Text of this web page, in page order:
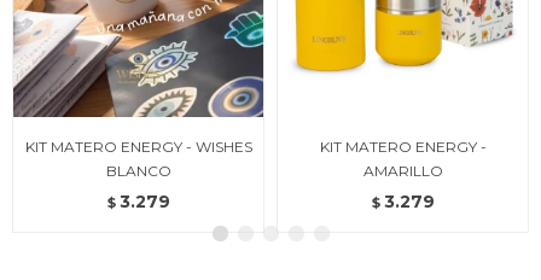
KIT MATERO ENERGY - WISHES
BLANCO
$ 3.279
KIT MATERO ENERGY -
AMARILLO
$ 3.279